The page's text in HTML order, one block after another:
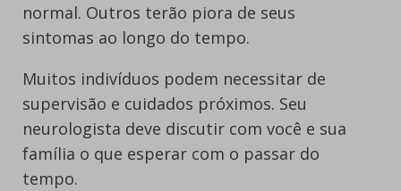
normal. Outros terão piora de seus
sintomas ao longo do tempo.
Muitos indivíduos podem necessitar de
supervisão e cuidados próximos. Seu
neurologista deve discutir com você e sua
família o que esperar com o passar do
tempo.